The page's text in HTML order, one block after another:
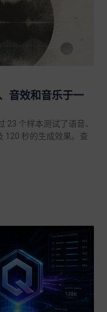
音效和音乐于一
23 个样本测试了语音、
120 秒的生成效果。查